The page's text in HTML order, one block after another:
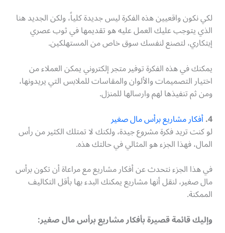
لكي نكون واقعيين هذه الفكرة ليس جديدة كلياً، ولكن الجديد هنا
الذي يتوجب عليك العمل عليه هو تقديمها في ثوب عصري
إبتكاري، لتصنع لنفسك سوق خاص من المستهلكين.
يمكنك في هذه الفكرة توفير متجر إلكتروني يمكن العملاء من
اختيار التصميمات والألوان والمقاسات للملابس التي يريدونها،
ومن ثم تنفيذها لهم وارسالها للمنزل.
4. أفكار مشاريع برأس مال صغير
لو كنت تريد فكرة مشروع جيدة، ولكنك لا تمتلك الكثير من رأس
المال، فهذا الجزء هو المثالي في حالتك هذه.
في هذا الجزء نتحدث عن أفكار مشاريع مع مراعاة أن تكون برأس
مال صغير، لنقل أنها مشاريع يمكنك البدء بها بأقل التكاليف
الممكنة.
وإليك قائمة قصيرة بأفكار مشاريع برأس مال صغير: